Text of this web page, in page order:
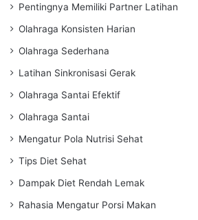
Pentingnya Memiliki Partner Latihan
Olahraga Konsisten Harian
Olahraga Sederhana
Latihan Sinkronisasi Gerak
Olahraga Santai Efektif
Olahraga Santai
Mengatur Pola Nutrisi Sehat
Tips Diet Sehat
Dampak Diet Rendah Lemak
Rahasia Mengatur Porsi Makan